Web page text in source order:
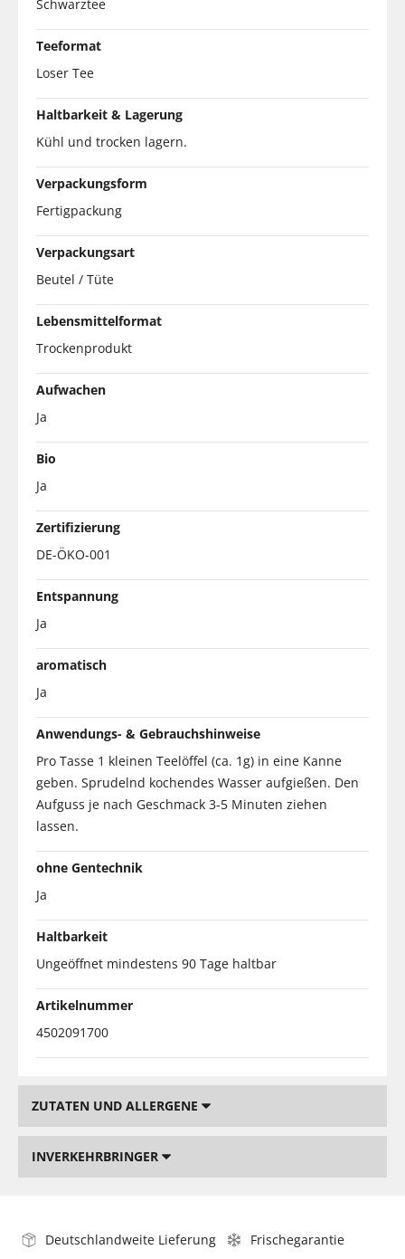
Schwarztee
Teeformat
Loser Tee
Haltbarkeit & Lagerung
Kühl und trocken lagern.
Verpackungsform
Fertigpackung
Verpackungsart
Beutel / Tüte
Lebensmittelformat
Trockenprodukt
Aufwachen
Ja
Bio
Ja
Zertifizierung
DE-ÖKO-001
Entspannung
Ja
aromatisch
Ja
Anwendungs- & Gebrauchshinweise
Pro Tasse 1 kleinen Teelöffel (ca. 1g) in eine Kanne
geben. Sprudelnd kochendes Wasser aufgießen. Den
Aufguss je nach Geschmack 3-5 Minuten ziehen
lassen.
ohne Gentechnik
Ja
Haltbarkeit
Ungeöffnet mindestens 90 Tage haltbar
Artikelnummer
4502091700
ZUTATEN UND ALLERGENE
INVERKEHRBRINGER
Deutschlandweite Lieferung
Frischegarantie